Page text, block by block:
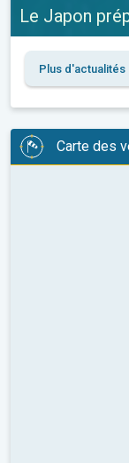
Le Japon
Plus d'actualités
Carte des